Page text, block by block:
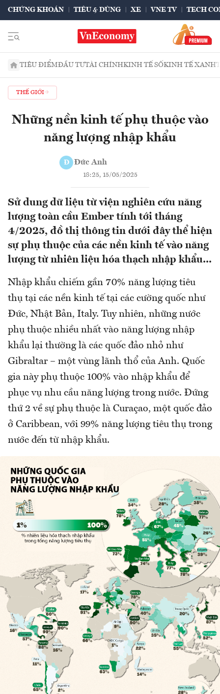
CHỨNG KHOÁN TIÊU & DÙNG XE VNE TV TECH
TIÊU ĐIỂMĐẦU TƯTÀI CHÍNHKINH TẾ SỐKINH TẾ XANH
THẾ GIỚI
Những nền kinh tế phụ thuộc vào
năng lượng nhập khẩu
Đ Đức Anh
18:25, 15/05/2025
Sử dung dữ liệu từ viện nghiên cứu năng
lượng toàn cầu Ember tính tới tháng
4/2025, đồ thị thông tin dưới đây thể hiện
sự phụ thuộc của các nền kinh tế vào năng
lượng từ nhiên liệu hóa thạch nhập khẩu...
Nhập khẩu chiếm gần 70% năng lượng tiêu
thụ tại các nền kinh tế tại các cường quốc như
Đức, Nhật Bản, Italy. Tuy nhiên, những nước
phụ thuộc nhiều nhất vào năng lượng nhập
khẩu lại thường là các quốc đảo nhỏ như
Gibraltar – một vùng lãnh thổ của Anh. Quốc
gia này phụ thuộc 100% vào nhập khẩu để
phục vụ nhu cầu năng lượng trong nước. Đứng
thứ 2 về sự phụ thuộc là Curaçao, một quốc đảo
ở Caribbean, với 99% năng lượng tiêu thụ trong
nước đến từ nhập khẩu.